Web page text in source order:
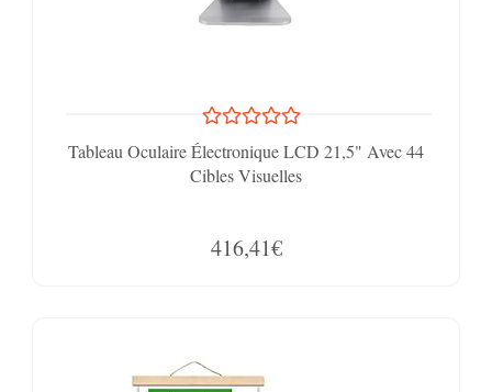
Tableau Oculaire Électronique LCD 21,5" Avec 44
Cibles Visuelles
416,41€